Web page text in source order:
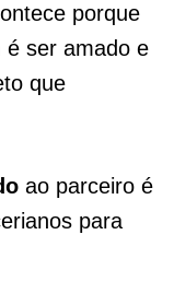
porque
é ser amado e
que
ao parceiro é
para